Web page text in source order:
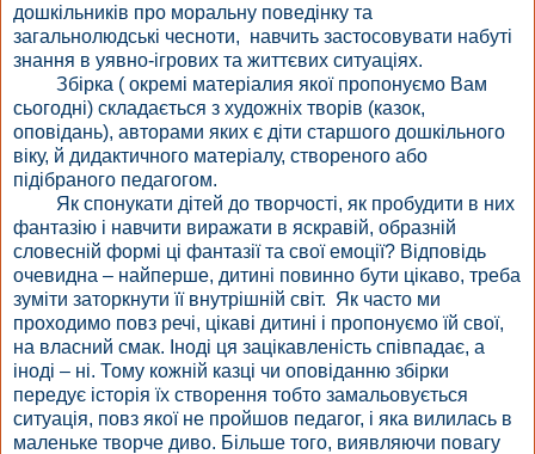
дошкільників про моральну поведінку та
загальнолюдські чесноти, навчить застосовувати набуті
знання в уявно-ігрових та життєвих ситуаціях.
Збірка ( окремі матеріалия якої пропонуємо Вам
сьогодні) складається з художніх творів (казок,
оповідань), авторами яких є діти старшого дошкільного
віку, й дидактичного матеріалу, створеного або
підібраного педагогом.
Як спонукати дітей до творчості, як пробудити в них
фантазію і навчити виражати в яскравій, образній
словесній формі ці фантазії та свої емоції? Відповідь
очевидна – найперше, дитині повинно бути цікаво, треба
зуміти заторкнути її внутрішній світ. Як часто ми
проходимо повз речі, цікаві дитині і пропонуємо їй свої,
на власний смак. Іноді ця зацікавленість співпадає, а
іноді – ні. Тому кожній казці чи оповіданню збірки
передує історія їх створення тобто замальовується
ситуація, повз якої не пройшов педагог, і яка вилилась в
маленьке творче диво. Більше того, виявляючи повагу